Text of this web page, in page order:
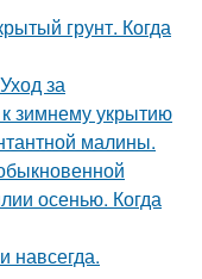
грунт. Когда
за
зимнему укрытию
малины.
осенью. Когда
навсегда.